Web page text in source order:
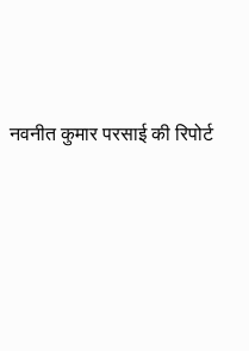
नवनीत कुमार परसाई की रिपोर्ट